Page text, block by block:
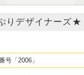
りデザイナーズ★
号 2006